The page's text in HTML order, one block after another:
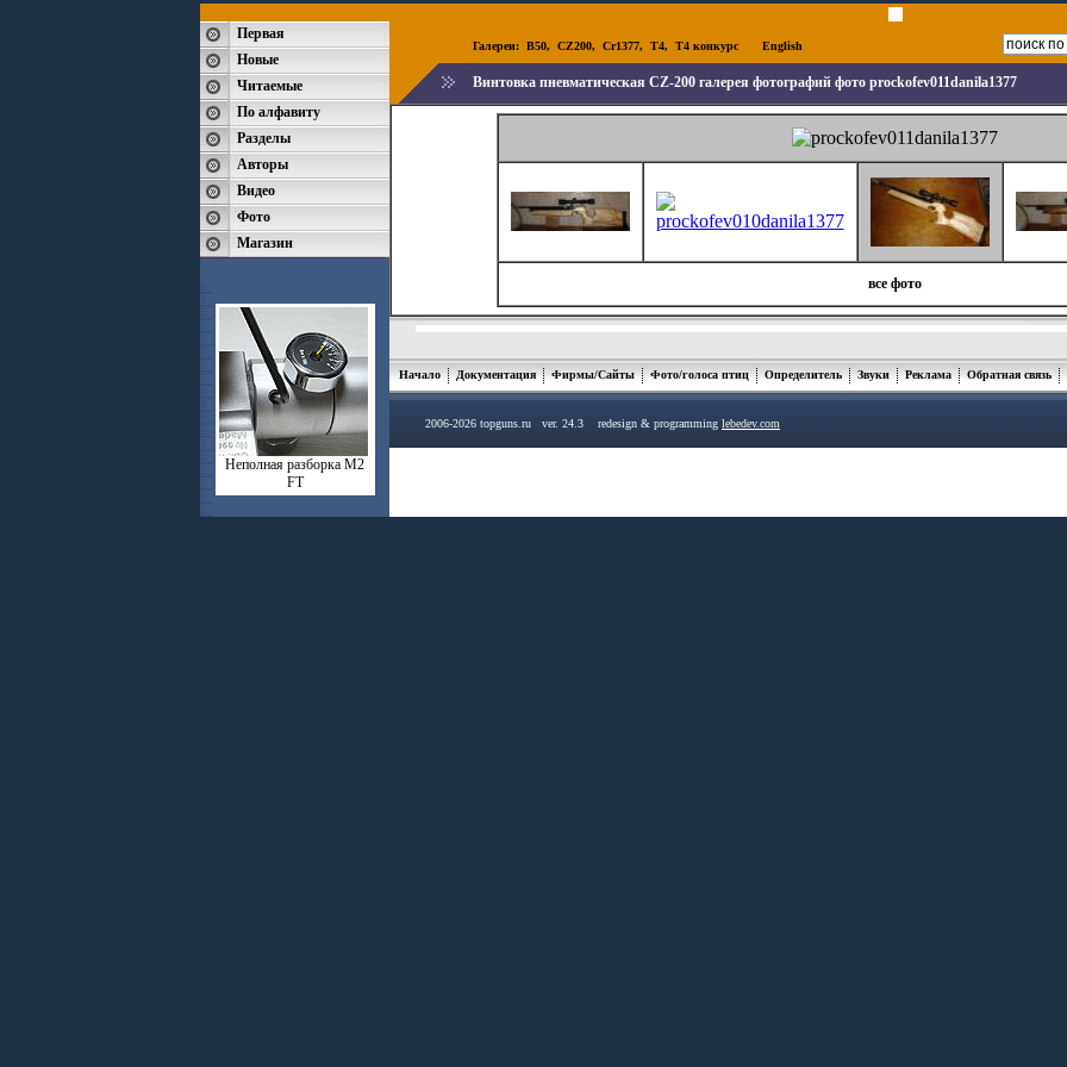
Первая
Новые
Читаемые
По алфавиту
Разделы
Авторы
Видео
Фото
Магазин
Неполная разборка М2
FT
Галереи: B50, CZ200, Cr1377, T4, T4 конкурс English
Винтовка пневматическая CZ-200 галерея фотографий фото prockofev011danila1377
все фото
Начало Документация Фирмы/Сайты Фото/голоса птиц Определитель Звуки Реклама Обратная связь
2006-2026 topguns.ru ver. 24.3 redesign & programming lebedev.com